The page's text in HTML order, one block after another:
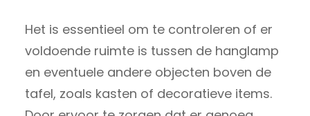
Het is essentieel om te controleren of er
voldoende ruimte is tussen de hanglamp
en eventuele andere objecten boven de
tafel, zoals kasten of decoratieve items.